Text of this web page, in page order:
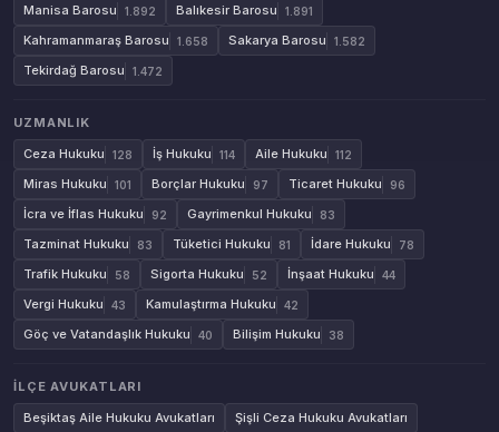
Manisa Barosu 1.892 Balıkesir Barosu 1.891
Kahramanmaraş Barosu 1.658 Sakarya Barosu 1.582
Tekirdağ Barosu 1.472
UZMANLIK
Ceza Hukuku
128 İş Hukuku 114 Aile Hukuku 112
Miras Hukuku 101 Borçlar Hukuku 97 Ticaret Hukuku 96
İcra ve İflas Hukuku 92 Gayrimenkul Hukuku 83
Tazminat Hukuku 83 Tüketici Hukuku 81 İdare Hukuku 78
Trafik Hukuku 58 Sigorta Hukuku 52 İnşaat Hukuku 44
Vergi Hukuku 43 Kamulaştırma Hukuku 42
Göç ve Vatandaşlık Hukuku 40 Bilişim Hukuku 38
İLÇE AVUKATLARI
Beşiktaş Aile Hukuku Avukatları
Şişli Ceza Hukuku Avukatları